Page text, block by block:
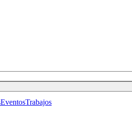
EventosTrabajos